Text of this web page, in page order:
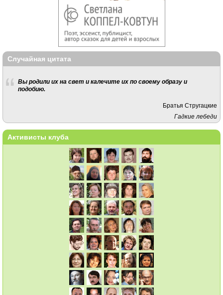
Случайная цитата
Вы родили их на свет и калечите их по своему образу и
подобию.
Братья Стругацкие
Гадкие лебеди
Активисты клуба